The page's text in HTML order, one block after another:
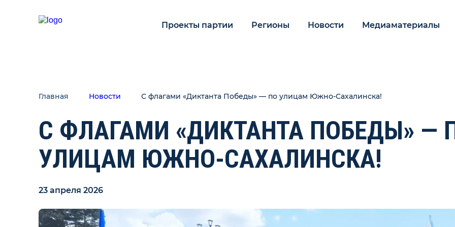
Проекты партии Регионы Новости Медиаматериалы
Главная Новости С флагами «Диктанта Победы» — по улицам Южно-Сахалинска!
С ФЛАГАМИ «ДИКТАНТА ПОБЕДЫ» —
УЛИЦАМ ЮЖНО-САХАЛИНСКА!
23 апреля 2026